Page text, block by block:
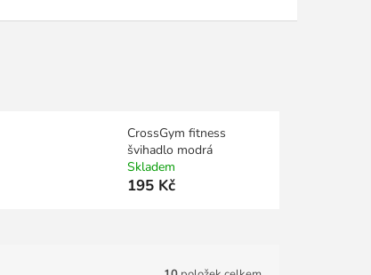
CrossGym fitness
švihadlo modrá
Skladem
195 Kč